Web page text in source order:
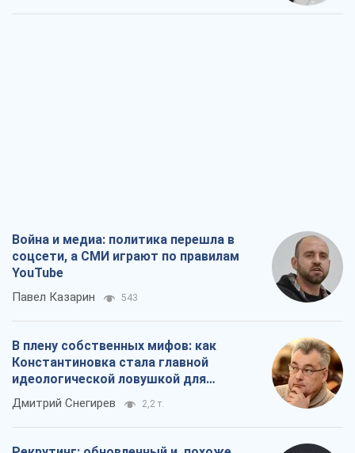
Война и медиа: политика перешла в
соцсети, а СМИ играют по правилам
YouTube
Павел Казарин 543
В плену собственных мифов: как
Константиновка стала главной
идеологической ловушкой для
российских оккупантов
Дмитрий Снегирев 2,2 т.